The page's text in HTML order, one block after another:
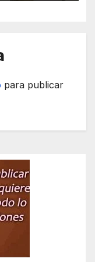
para publicar